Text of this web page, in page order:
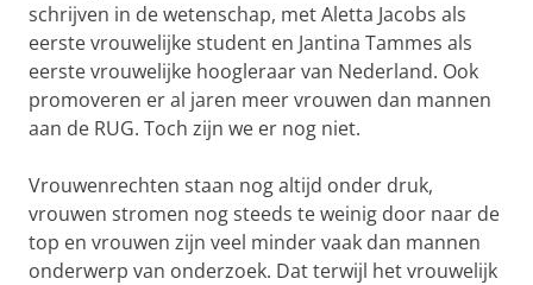
schrijven in de wetenschap, met Aletta Jacobs als
eerste vrouwelijke student en Jantina Tammes als
eerste vrouwelijke hoogleraar van Nederland. Ook
promoveren er al jaren meer vrouwen dan mannen
aan de RUG. Toch zijn we er nog niet.
Vrouwenrechten staan nog altijd onder druk,
vrouwen stromen nog steeds te weinig door naar de
top en vrouwen zijn veel minder vaak dan mannen
onderwerp van onderzoek. Dat terwijl het vrouwelijk